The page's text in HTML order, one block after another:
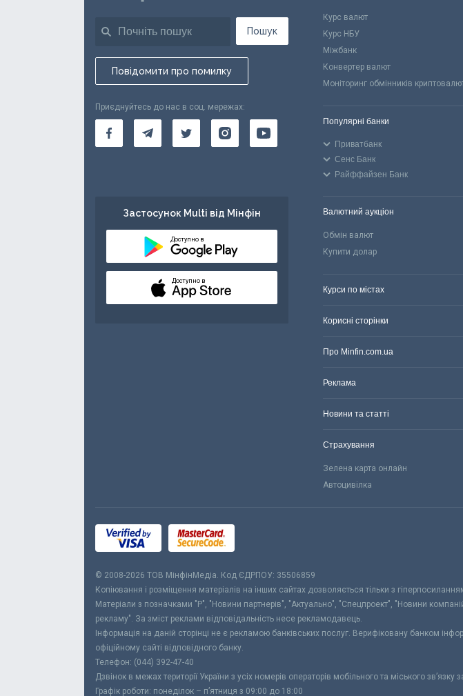
Пошук
Повідомити про помилку
Приєднуйтесь до нас в соц. мережах:
Застосунок Multi від Мінфін
Доступно в
Доступно в
Курс валют
Курс НБУ
Міжбанк
Конвертер валют
Моніторинг обмінників
Популярні банки
Приватбанк
Сенс Банк
Райффайзен Банк
Валютний аукціон
Обмін валют
Купити долар
Курси по містах
Корисні сторінки
Про Minfin.com.ua
Реклама
Новини та статті
Страхування
Зелена карта онлайн
Автоцивілка
© 2008-2026 ТОВ МiнфiнМедiа. Код ЄДРПОУ: 35506859
Копіювання і розміщення матеріалів на інших сайтах дозволяється тільки з
Матеріали з позначками "Р", "Новини партнерів", "Актуально", "Спецпроект", "Новини
рекламу". За зміст реклами відповідальність несе рекламодавець.
Інформація на даній сторінці не є рекламою банківських послуг. Верифіковану банком
офіційному сайті відповідного банку.
Телефон: (044) 392-47-40
Дзвінок в межах території України з усіх номерів операторів мобільного та міського зв’язку
Графік роботи: понеділок – п’ятниця з 09:00 до 18:00